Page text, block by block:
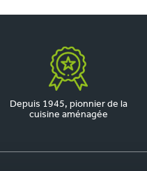
Depuis 1945, pionnier de la
cuisine aménagée